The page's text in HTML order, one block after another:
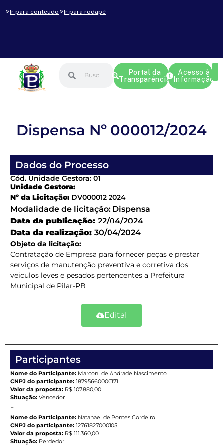
Ir para conteúdo Ir para rodapé
Portal da
Transparência
Acesso à
Informação
Dispensa Nº 000012/2024
Dados do Processo
Cód. Unidade Gestora: 01
Unidade Gestora:
Nº da Licitação: DV000012 2024
Modalidade de licitação: Dispensa
Data da publicação: 22/04/2024
Data da realização: 30/04/2024
Objeto da licitação:
Contratação de Empresa para fornecer peças e prestar
serviços de manutenção preventiva e corretiva dos
veiculos leves e pesados pertencentes a Prefeitura
Municipal de Pilar-PB
Edital
Participantes
Nome do Participante: Marconi de Andrade Nascimento
CNPJ do participante: 18795660000171
Valor da proposta: R$ 107.880,00
Situação: Vencedor
-
Nome do Participante: Natanael de Pontes Cordeiro
CNPJ do participante: 12761827000105
Valor da proposta: R$ 111.360,00
Situação: Perdedor